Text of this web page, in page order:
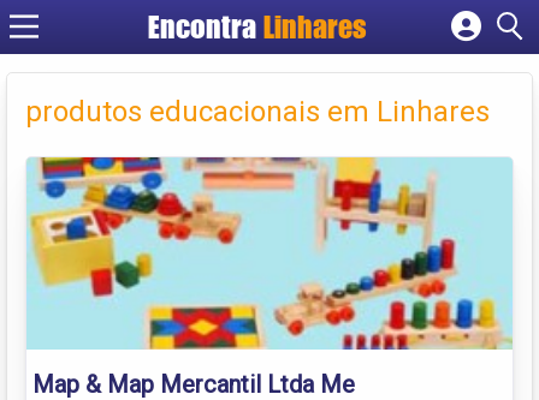
EncontraLinhares
Cadastrar empresa
Criar conta
produtos educacionais em Linhares
Map & Map Mercantil Ltda Me